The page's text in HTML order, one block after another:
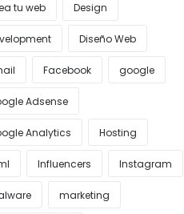
tu web Design
Diseño Web
Facebook google
Adsense
Analytics Hosting
Influencers Instagram
marketing